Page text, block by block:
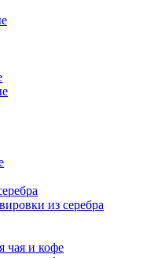
из серебра
чая и кофе